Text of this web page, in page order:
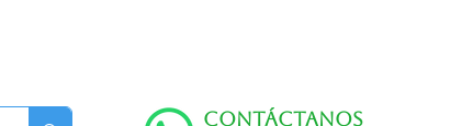
Contáctanos